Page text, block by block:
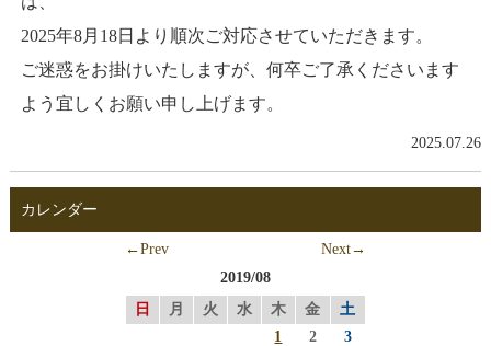
2025年8月18日より順次ご対応させていただきます。
ご迷惑をお掛けいたしますが、何卒ご了承くださいます
よう宜しくお願い申し上げます。
2025.07.26
カレンダー
←Prev
Next→
2019/08
日
月 火 水 木 金
土
1
2
3